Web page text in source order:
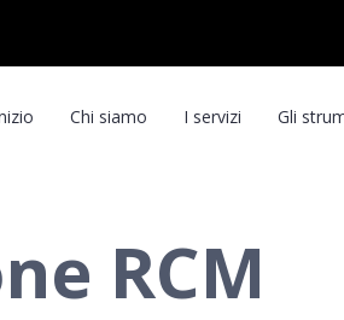
Chi siamo I servizi Gli
RCM